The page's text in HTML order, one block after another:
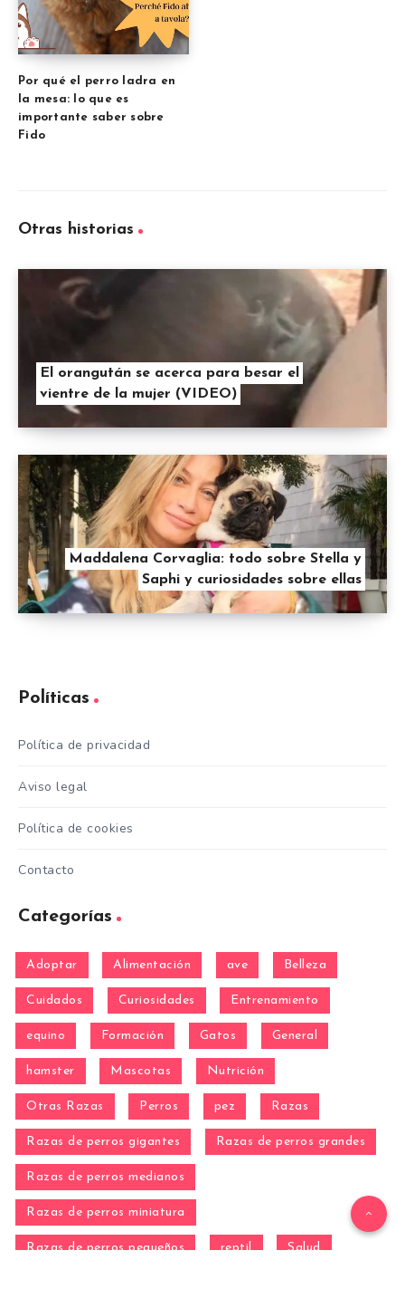
Por qué el perro ladra en
la mesa: lo que es
importante saber sobre
Fido
Otras historias
El orangután se acerca para besar el
vientre de la mujer (VIDEO)
Maddalena Corvaglia: todo sobre Stella y
Saphi y curiosidades sobre ellas
Políticas
Política de privacidad
Aviso legal
Política de cookies
Contacto
Categorías
Adoptar Alimentación ave Belleza
Cuidados Curiosidades Entrenamiento
equino Formación Gatos General
hamster Mascotas Nutrición
Otras Razas Perros pez Razas
Razas de perros gigantes Razas de perros grandes
Razas de perros medianos
Razas de perros miniatura
Razas de perros pequeños reptil Salud